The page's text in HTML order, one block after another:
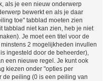
als je een nieuw onderwerp
bewerkt en als je daar
toe" tabblad moeten zien
tabblad niet kan zien, heb je niet
Je moet een titel voor de
2 mogelijkheden invullen
ingesteld door de beheerder),
een nieuwe regel. Je kunt ook
kiezen onder "opties per
de peiling (0 is een peiling van